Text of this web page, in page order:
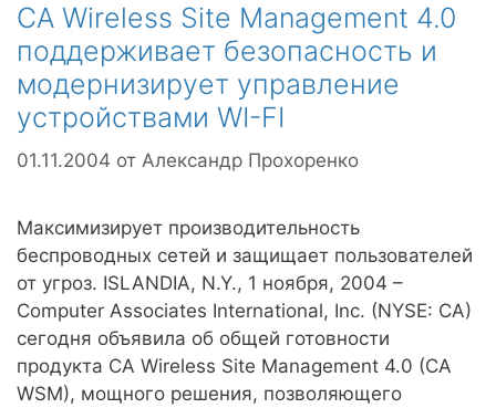
CA Wireless Site Management 4.0
поддерживает безопасность и
модернизирует управление
устройствами WI-FI
01.11.2004 от Александр Прохоренко
Максимизирует производительность
беспроводных сетей и защищает пользователей
от угроз. ISLANDIA, N.Y., 1 ноября, 2004 –
Computer Associates International, Inc. (NYSE: CA)
сегодня объявила об общей готовности
продукта CA Wireless Site Management 4.0 (CA
WSM), мощного решения, позволяющего